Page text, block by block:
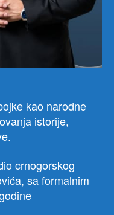
kao narodne
istorije,
crnogorskog
sa formalnim